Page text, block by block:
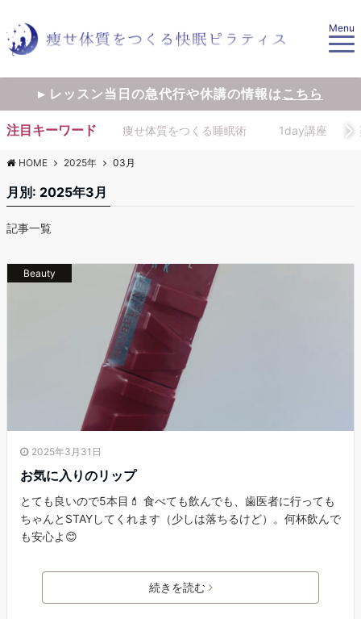
Menu
▸ レッスン当日の急代行や休講の情報はこちら
注目キーワード 痩せ体質をつくる睡眠術 1day講座
HOME 2025年 03月
月別: 2025年3月
記事一覧
Beauty
2025年3月31日
お気に入りのリップ
とても良いので5本目💄 食べても飲んでも、歯医者に行っても
ちゃんとSTAYしてくれます（少しは落ちるけど）。何杯飲んで
も安心よ😊
続きを読む